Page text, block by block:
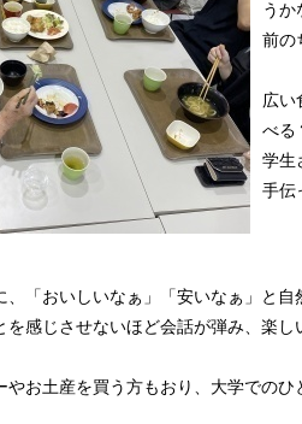
うか
前の
広い
べる
学生
手伝
、「おいしいなぁ」「安いなぁ」と
を感じさせないほど会話が弾み、楽し
お土産を買う方もおり、大学でのひ